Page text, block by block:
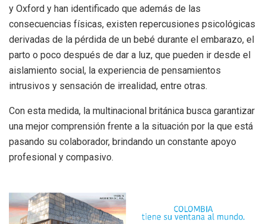
y Oxford y han identificado que además de las
consecuencias físicas, existen repercusiones psicológicas
derivadas de la pérdida de un bebé durante el embarazo, el
parto o poco después de dar a luz, que pueden ir desde el
aislamiento social, la experiencia de pensamientos
intrusivos y sensación de irrealidad, entre otras.
Con esta medida, la multinacional británica busca garantizar
una mejor comprensión frente a la situación por la que está
pasando su colaborador, brindando un constante apoyo
profesional y compasivo.